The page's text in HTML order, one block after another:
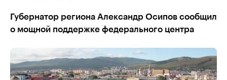
Губернатор региона Александр Осипов сообщил
о мощной поддержке федерального центра